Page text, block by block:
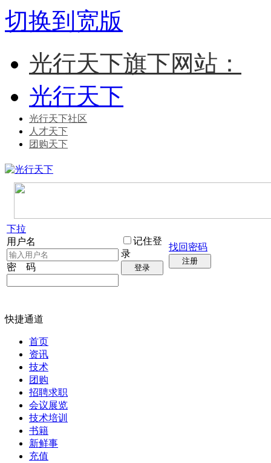
切换到宽版
光行天下旗下网站：
光行天下
光行天下社区
人才天下
团购天下
下拉
用户名
密 码
记住登
录
登录
找回密码
注册
快捷通道
首页
资讯
技术
团购
招聘求职
会议展览
技术培训
书籍
新鲜事
充值